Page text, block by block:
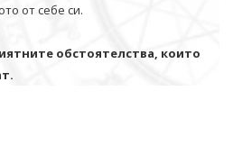
от себе си.
обстоятелства, които